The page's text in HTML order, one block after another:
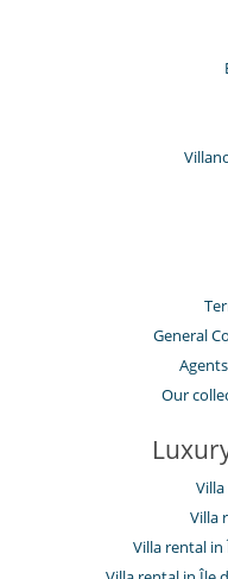
General
Our
Villa
Villa rental in